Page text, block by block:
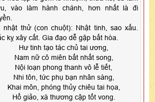
vào làm hành chánh, hơn nhất là đi
nhật thử (con chuột): Nhật tinh, sao xấu.
kỵ xây cất. Gia đạo dễ gặp bất hòa.
Hư tinh tạo tác chủ tai ương,
Nam nữ cô miên bất nhất song,
Nội loạn phong thanh vô lễ tiết,
Nhi tôn, tức phụ bạn nhân sàng,
Khai môn, phóng thủy chiêu tai họa,
Hổ giảo, xà thương cập tốt vong.